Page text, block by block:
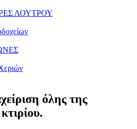
ΛΟΥΤΡΟΥ
όλης της